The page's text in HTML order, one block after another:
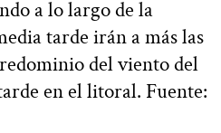
a lo largo de la
tarde irán a más las
del viento del
en el litoral. Fuente: